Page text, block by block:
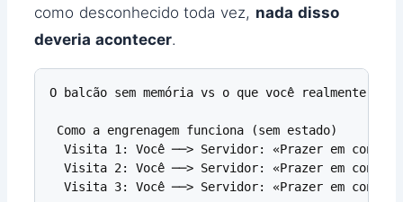
como desconhecido toda vez, nada disso
deveria acontecer.
O balcão sem memória vs o que você realmente vive
Como a engrenagem funciona (sem estado)
Visita 1: Você ──> Servidor: «Prazer em
Visita 2: Você ──> Servidor: «Prazer em
Visita 3: Você ──> Servidor: «Prazer em